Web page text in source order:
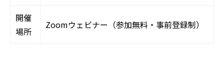
開催
場所
Zoomウェビナー（参加無料・事前登録制）